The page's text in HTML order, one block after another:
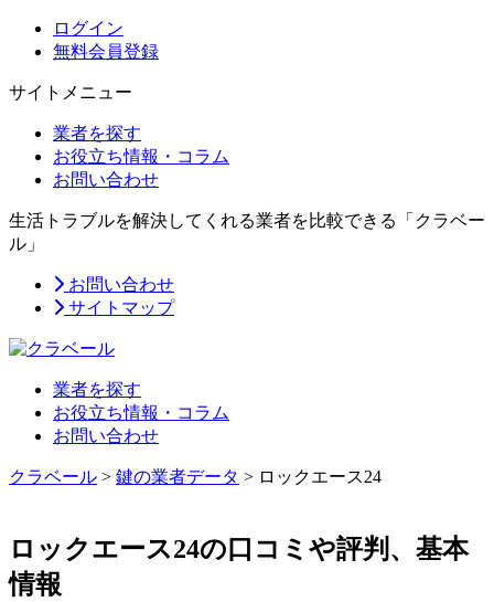
ログイン
無料会員登録
サイトメニュー
業者を探す
お役立ち情報・コラム
お問い合わせ
生活トラブルを解決してくれる業者を比較できる「クラベー
ル」
お問い合わせ
サイトマップ
業者を探す
お役立ち情報・コラム
お問い合わせ
クラベール > 鍵の業者データ > ロックエース24
ロックエース24の口コミや評判、基本
情報